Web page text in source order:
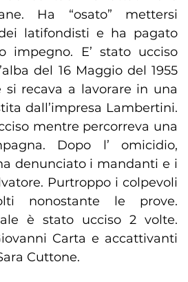
Ha “osato” mettersi
latifondisti e ha pagato
E’ stato ucciso
del 16 Maggio del 1955
si recava a lavorare in una
dall’impresa Lambertini.
mentre percorreva una
Dopo l’ omicidio,
denunciato i mandanti e i
Purtroppo i colpevoli
nonostante le prove.
è stato ucciso 2 volte.
Carta e accattivanti
Cuttone.